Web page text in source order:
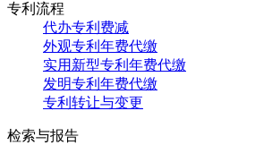
专利流程
代办专利费减
外观专利年费代缴
实用新型专利年费代缴
发明专利年费代缴
专利转让与变更
检索与报告